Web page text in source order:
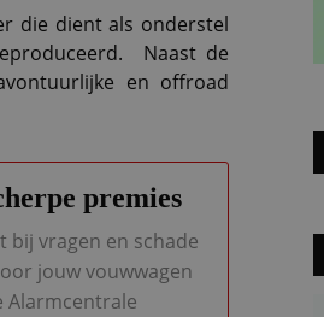
die dient als onderstel
Naast de
en offroad
premies
bij vragen en schade
jouw vouwwagen
Alarmcentrale